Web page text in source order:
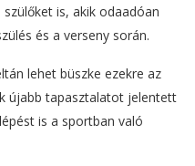
is, akik odaadóan
és a verseny során.
lehet büszke ezekre az
újabb tapasztalatot jelentett
is a sportban való